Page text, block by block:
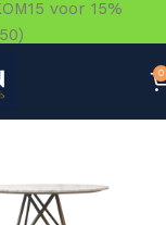
0
voor 15%